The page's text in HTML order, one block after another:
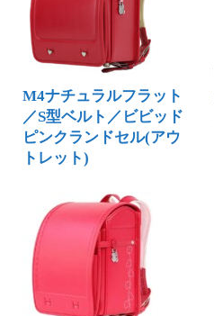
M4ナチュラルフラット
／S型ベルト／ビビッド
ピンクランドセル(アウ
トレット)